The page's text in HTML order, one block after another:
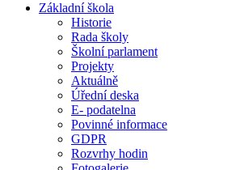
Základní škola
Historie
Rada školy
Školní parlament
Projekty
Aktuálně
Úřední deska
E- podatelna
Povinné informace
GDPR
Rozvrhy hodin